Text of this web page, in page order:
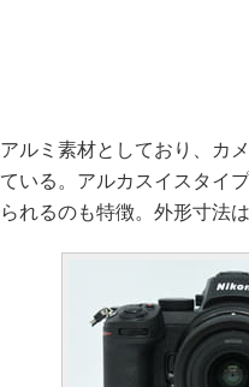
アルミ素材としており、カ
ている。アルカスイスタイ
られるのも特徴。外形寸法